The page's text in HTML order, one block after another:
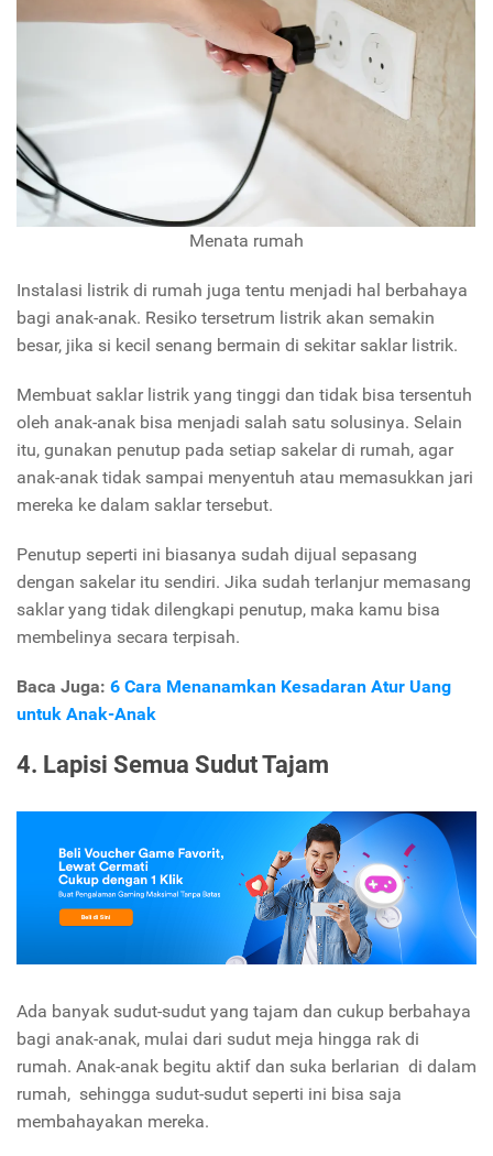
Menata rumah
Instalasi listrik di rumah juga tentu menjadi hal berbahaya
bagi anak-anak. Resiko tersetrum listrik akan semakin
besar, jika si kecil senang bermain di sekitar saklar listrik.
Membuat saklar listrik yang tinggi dan tidak bisa tersentuh
oleh anak-anak bisa menjadi salah satu solusinya. Selain
itu, gunakan penutup pada setiap sakelar di rumah, agar
anak-anak tidak sampai menyentuh atau memasukkan jari
mereka ke dalam saklar tersebut.
Penutup seperti ini biasanya sudah dijual sepasang
dengan sakelar itu sendiri. Jika sudah terlanjur memasang
saklar yang tidak dilengkapi penutup, maka kamu bisa
membelinya secara terpisah.
Baca Juga: 6 Cara Menanamkan Kesadaran Atur Uang
untuk Anak-Anak
4. Lapisi Semua Sudut Tajam
Ada banyak sudut-sudut yang tajam dan cukup berbahaya
bagi anak-anak, mulai dari sudut meja hingga rak di
rumah. Anak-anak begitu aktif dan suka berlarian di dalam
rumah, sehingga sudut-sudut seperti ini bisa saja
membahayakan mereka.